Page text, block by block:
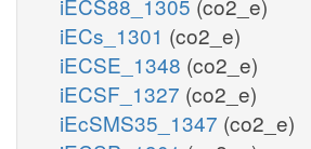
iECs_1301 (co2_e)
iECSE_1348 (co2_e)
iECSF_1327 (co2_e)
iEcSMS35_1347 (co2_e)